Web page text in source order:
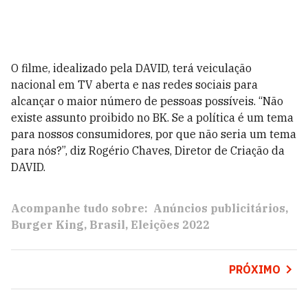
O filme, idealizado pela DAVID, terá veiculação
nacional em TV aberta e nas redes sociais para
alcançar o maior número de pessoas possíveis. “Não
existe assunto proibido no BK. Se a política é um tema
para nossos consumidores, por que não seria um tema
para nós?”, diz Rogério Chaves, Diretor de Criação da
DAVID.
Acompanhe tudo sobre: Anúncios publicitários
Burger King Brasil Eleições 2022
PRÓXIMO